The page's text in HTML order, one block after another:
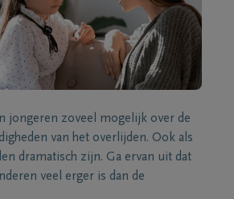
jongeren zoveel mogelijk over de
van het overlijden. Ook als
dramatisch zijn. Ga ervan uit dat
veel erger is dan de